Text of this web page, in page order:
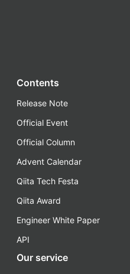
Contents
Release Note
Official Event
Official Column
Advent Calendar
Qiita Tech Festa
Qiita Award
Engineer White Paper
API
Our service